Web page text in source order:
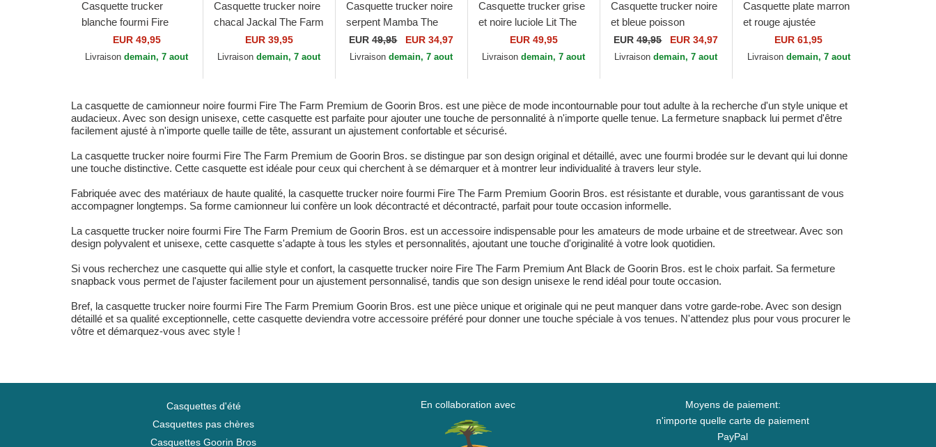
Casquette trucker
blanche fourmi Fire
Flames The Farm
Goorin Bros.
EUR 49,95
Livraisondemain, 7 aout
Casquette trucker noire
chacal Jackal The Farm
Premium Goorin Bros.
EUR 39,95
Livraisondemain, 7 aout
Casquette trucker noire
serpent Mamba The
Farm Premium Goorin
Bros.
EUR49,95 EUR 34,97
Livraisondemain, 7 aout
Casquette trucker grise
et noire luciole Lit The
Farm Premium Goorin
Bros.
EUR 49,95
Livraisondemain, 7 aout
Casquette trucker noire
et bleue poisson
combattant siamois
Fighter The Farm
EUR49,95 EUR 34,97
Livraisondemain, 7 aout
Casquette plate marron
et rouge ajustée
59FIFTY The Elements
Fire Pin Los Angeles
EUR 61,95
Livraison demain, 7 aout
La casquette de camionneur noire fourmi Fire The Farm Premium de Goorin Bros. est une pièce de mode incontournable pour tout adulte à la recherche d'un style unique et
audacieux. Avec son design unisexe, cette casquette est parfaite pour ajouter une touche de personnalité à n'importe quelle tenue. La fermeture snapback lui permet d'être
facilement ajusté à n'importe quelle taille de tête, assurant un ajustement confortable et sécurisé.
La casquette trucker noire fourmi Fire The Farm Premium de Goorin Bros. se distingue par son design original et détaillé, avec une fourmi brodée sur le devant qui lui donne
une touche distinctive. Cette casquette est idéale pour ceux qui cherchent à se démarquer et à montrer leur individualité à travers leur style.
Fabriquée avec des matériaux de haute qualité, la casquette trucker noire fourmi Fire The Farm Premium Goorin Bros. est résistante et durable, vous garantissant de vous
accompagner longtemps. Sa forme camionneur lui confère un look décontracté et décontracté, parfait pour toute occasion informelle.
La casquette trucker noire fourmi Fire The Farm Premium de Goorin Bros. est un accessoire indispensable pour les amateurs de mode urbaine et de streetwear. Avec son
design polyvalent et unisexe, cette casquette s'adapte à tous les styles et personnalités, ajoutant une touche d'originalité à votre look quotidien.
Si vous recherchez une casquette qui allie style et confort, la casquette trucker noire Fire The Farm Premium Ant Black de Goorin Bros. est le choix parfait. Sa fermeture
snapback vous permet de l'ajuster facilement pour un ajustement personnalisé, tandis que son design unisexe le rend idéal pour toute occasion.
Bref, la casquette trucker noire fourmi Fire The Farm Premium Goorin Bros. est une pièce unique et originale qui ne peut manquer dans votre garde-robe. Avec son design
détaillé et sa qualité exceptionnelle, cette casquette deviendra votre accessoire préféré pour donner une touche spéciale à vos tenues. N'attendez plus pour vous procurer le
vôtre et démarquez-vous avec style !
Casquettes d'été
Casquettes pas chères
Casquettes Goorin Bros
En collaboration avec
Moyens de paiement:
n'importe quelle carte de paiement
PayPal